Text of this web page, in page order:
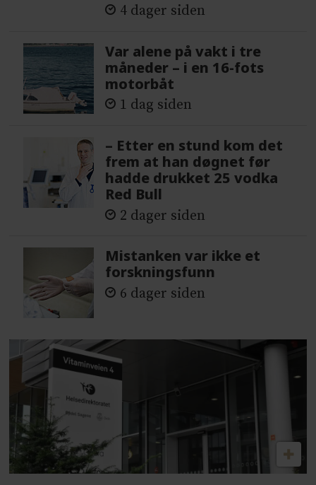
4 dager siden
Var alene på vakt i tre
måneder – i en 16-fots
motorbåt
1 dag siden
– Etter en stund kom det
frem at han døgnet før
hadde drukket 25 vodka
Red Bull
2 dager siden
Mistanken var ikke et
forskningsfunn
6 dager siden